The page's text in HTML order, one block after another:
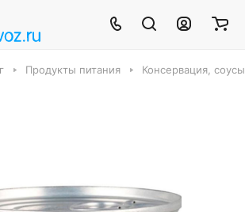
Продукты питания Консервация,